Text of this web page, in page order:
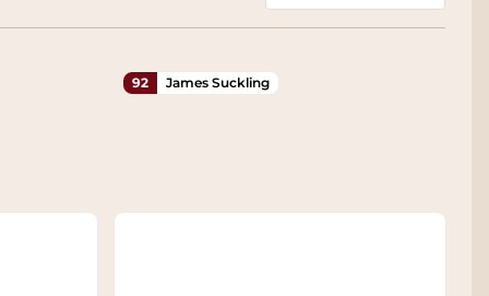
92 James Suckling